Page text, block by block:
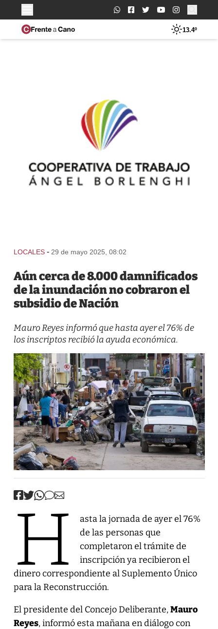
Buscar:
13.4º
LOCALES - 29 de mayo 2025, 08:02
Aún cerca de 8.000 damnificados
de la inundación no cobraron el
subsidio de Nación
Mauro Reyes informó que hasta ayer el 76% de
los inscriptos recibió la ayuda económica.
H
asta la jornada de ayer el 76%
de las personas que
completaron el trámite de
inscripción ya recibieron el
dinero correspondiente al Suplemento Único
para la Reconstrucción.
El presidente del Concejo Deliberante,Mauro
Reyes, informó esta mañana en diálogo con